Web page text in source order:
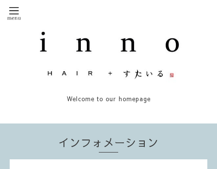
Welcome to our homepage
インフォメーション